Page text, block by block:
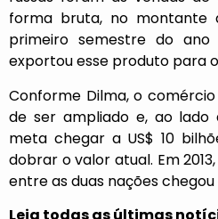
forma bruta, no montante
primeiro semestre do ano
exportou esse produto para
Conforme Dilma, o
de ser ampliado e, ao lado
meta chegar a US$ 10
dobrar o valor atual. Em
entre as duas nações chegou